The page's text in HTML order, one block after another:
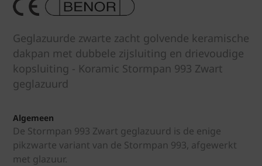
Geglazuurde zwarte zacht golvende keramische
dakpan met dubbele zijsluiting en drievoudige
kopsluiting - Koramic Stormpan 993 Zwart
geglazuurd
Algemeen
De Stormpan 993 Zwart geglazuurd is de enige
pikzwarte variant van de Stormpan 993, afgewerkt
met glazuur.